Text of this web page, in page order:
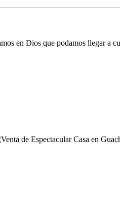
en Dios que podamos llegar a